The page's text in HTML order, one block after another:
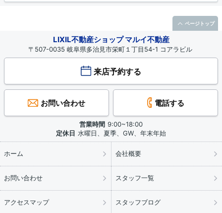
LIXIL不動産ショップ マルイ不動産
〒507-0035 岐阜県多治見市栄町１丁目54-1 コアラビル
来店予約する
お問い合わせ 電話する
営業時間 9:00~18:00
定休日 水曜日、夏季、GW、年末年始
ホーム 会社概要
お問い合わせ スタッフ一覧
アクセスマップ スタッフブログ
ページトップ